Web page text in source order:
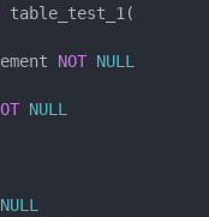
table_test_1(
NOT NULL
NULL
NULL